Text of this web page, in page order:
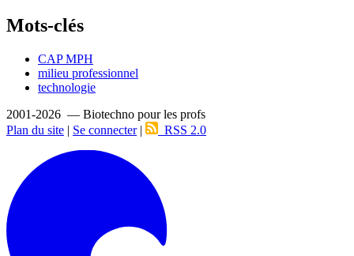
Mots-clés
CAP MPH
milieu professionnel
technologie
2001-2026 — Biotechno pour les profs
Plan du site | Se connecter| RSS 2.0